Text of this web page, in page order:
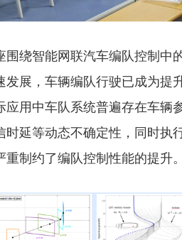
围绕智能网联汽车编队控制中
发展，车辆编队行驶已成为提
应用中车队系统普遍存在车辆
时延等动态不确定性，同时执
重制约了编队控制性能的提升。